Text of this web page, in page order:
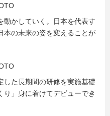
タリな説明会です！
開催となります。
てくれたら、ぜひお越し
ング2位！5年連続TOP10
、取引先数5,800と隠れ
動かしていく。日本を代表す
本の未来の姿を変えることが
した長期間の研修を実施基礎
り」身に着けてデビューでき